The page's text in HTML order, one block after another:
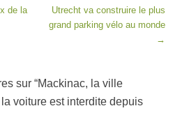
de la
Utrecht va construire le plus
grand parking vélo au monde
→
sur “Mackinac, la ville
voiture est interdite depuis